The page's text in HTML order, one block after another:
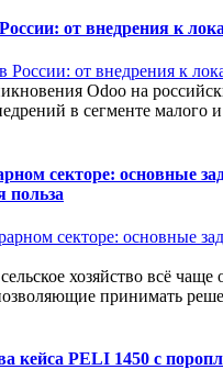
от внедрения к
Odoo на
в сегменте малого
секторе: основные
польза
хозяйство всё чаще
принимать
кейса PELI 1450 с